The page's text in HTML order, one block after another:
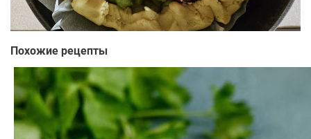
Похожие рецепты